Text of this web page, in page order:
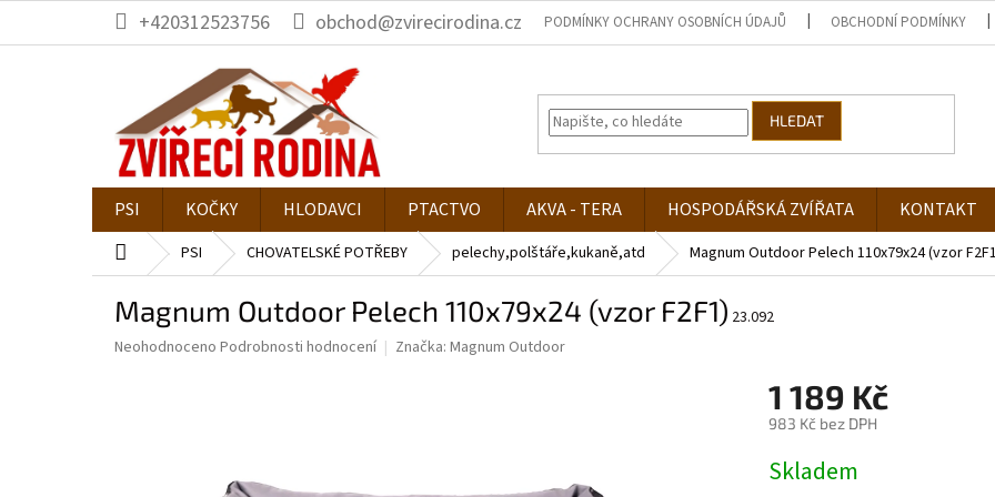
obsah
+420312523756 obchod@zvirecirodina.cz PODMÍNKY OCHRANY OSOBNÍCH ÚDAJŮ OBCHODNÍ PODMÍNKY
HLEDAT
PSI KOČKY HLODAVCI PTACTVO AKVA - TERA HOSPODÁŘSKÁ ZVÍŘATA KONTAKT
Domů PSI CHOVATELSKÉ POTŘEBY pelechy,polštáře,kukaně,atd Magnum Outdoor Pelech 110x79x24 (vzor
Magnum Outdoor Pelech 110x79x24 (vzor F2F1) 23.092
Průměrné
Neohodnoceno Podrobnosti hodnocení Značka: Magnum Outdoor
1 189 Kč
983 Kč bez DPH
cena:
Skladem